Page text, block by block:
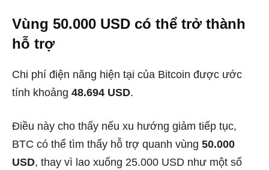
Vùng 50.000 USD có thể trở thành
hỗ trợ
Chi phí điện năng hiện tại của Bitcoin được ước
tính khoảng 48.694 USD.
Điều này cho thấy nếu xu hướng giảm tiếp tục,
BTC có thể tìm thấy hỗ trợ quanh vùng 50.000
USD, thay vì lao xuống 25.000 USD như một số